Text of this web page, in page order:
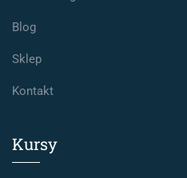
Blog
Sklep
Kontakt
Kursy